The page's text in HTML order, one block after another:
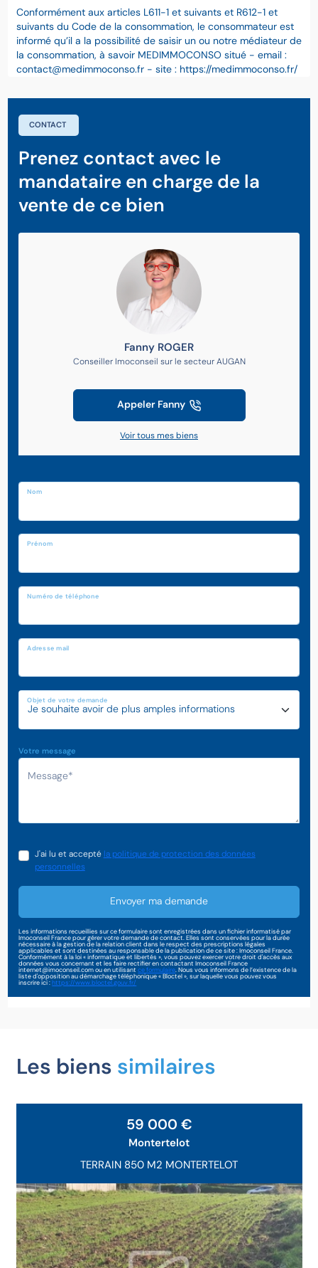
Conformément aux articles L611-1 et suivants et R612-1 et
suivants du Code de la consommation, le consommateur est
informé qu’il a la possibilité de saisir un ou notre médiateur de
la consommation, à savoir MEDIMMOCONSO situé - email :
contact@medimmoconso.fr - site : https://medimmoconso.fr/
CONTACT
Prenez contact avec le
mandataire en charge de la
vente de ce bien
Fanny ROGER
Conseiller Imoconseil sur le secteur AUGAN
Appeler Fanny
Voir tous mes biens
Nom
Prénom
Numéro de téléphone
Adresse mail
Objet de votre demande
Votre message
J'ai lu et accepté la politique de protection des données
personnelles
Envoyer ma demande
Les informations recueillies sur ce formulaire sont enregistrées dans un fichier informatisé par
Imoconseil France pour gérer votre demande de contact. Elles sont conservées pour la durée
nécessaire à la gestion de la relation client dans le respect des prescriptions légales
applicables et sont destinées au responsable de la publication de ce site : Imoconseil France.
Conformément à la loi « informatique et libertés », vous pouvez exercer votre droit d'accès aux
données vous concernant et les faire rectifier en contactant Imoconseil France
internet@imoconseil.com ou en utilisantce formulaire. Nous vous informons de l’existence de la
liste d'opposition au démarchage téléphonique « Bloctel », sur laquelle vous pouvez vous
inscrire ici :https://www.bloctel.gouv.fr/
Les biens similaires
TERRAIN 850 M2 MONTERTELOT
59 000 €
Montertelot